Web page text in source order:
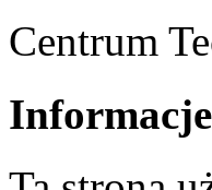
Centrum